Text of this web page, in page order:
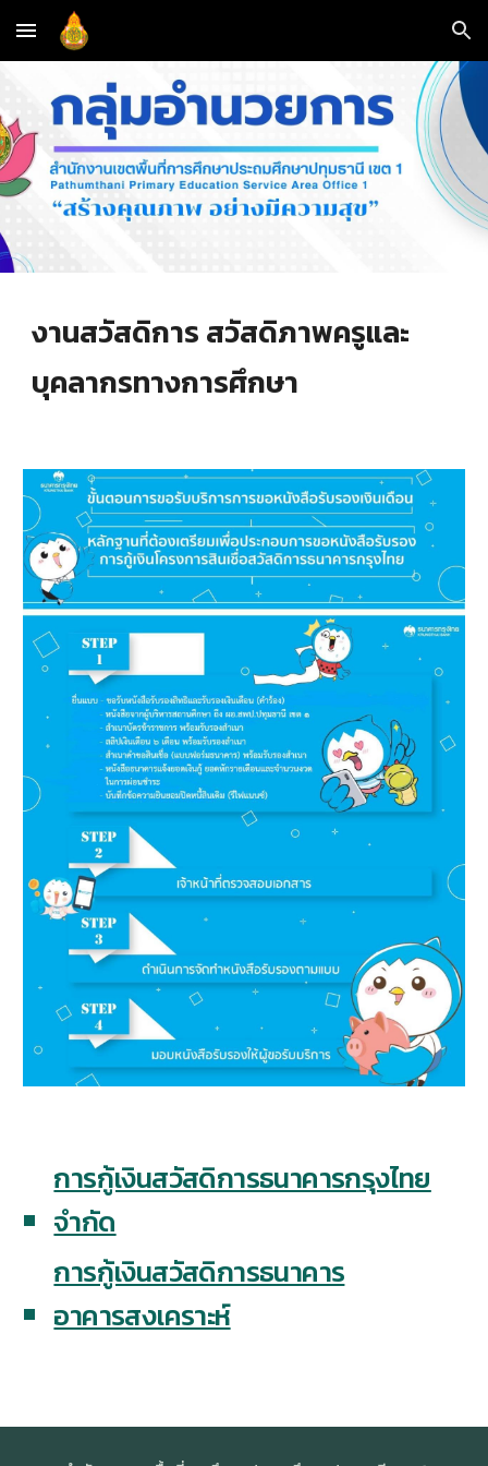
Skip to main content Skip to navigation
งานสวัสดิการ สวัสดิภาพครูและ
บุคลากรทางการศึกษา
การกู้เงินสวัสดิการธนาคารกรุงไทย
จำกัด
การกู้เงินสวัสดิการธนาคาร
อาคารสงเคราะห์